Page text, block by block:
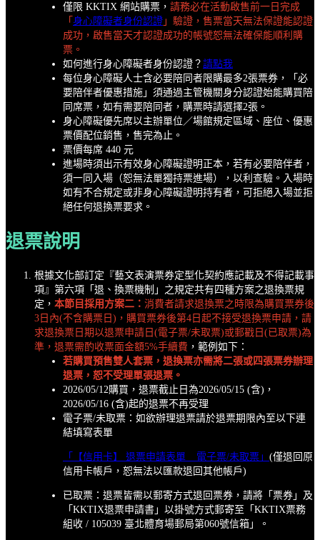
僅限 KKTIX 網站購票， 請務必在活動啟售前一日完成
「 身心障礙者身份認證 」驗證，售票當天無法保證能認證
成功，啟售當天才認證成功的帳號恕無法確保能順利購
票。
如何進行身心障礙者身份認證？ 請點我
每位身心障礙人士含必要陪同者限購最多2張票券，「必
要陪伴者優惠措施」須通過主管機關身分認證始能購買陪
同席票，如有需要陪同者，購票時請選擇2張。
身心障礙優先席以主辦單位／場館規定區域、座位、優惠
票價配位銷售，售完為止。
票價每席 440 元
進場時須出示有效身心障礙證明正本，若有必要陪伴者，
須一同入場（恕無法單獨持票進場），以利查驗。入場時
如有不合規定或非身心障礙證明持有者，可拒絕入場並拒
絕任何退換票要求。
退票說明
根據文化部訂定『藝文表演票券定型化契約應記載及不得記載事
項』第六項「退、換票機制」之規定共有四種方案之退換票規
定， 本節目採用方案二： 消費者請求退換票之時限為購買票券後
3日內(不含購票日)，購買票券後第4日起不接受退換票申請，請
求退換票日期以退票申請日(電子票/未取票)或郵戳日(已取票)為
準，退票需酌收票面金額5%手續費 ，範例如下：
若購買預售雙人套票，退換票亦需將二張或四張票券辦理
退票，恕不受理單張退票。
2026/05/12購買，退票截止日為2026/05/15 (含)，
2026/05/16 (含)起的退票不再受理
電子票/未取票：如欲辦理退票請於退票期限內至以下連
結填寫表單
「【信用卡】 退票申請表單 _ 電子票/未取票」 (僅退回原
信用卡帳戶，恕無法以匯款退回其他帳戶)
已取票：退票皆需以郵寄方式退回票券，請將「票券」及
「KKTIX退票申請書」以掛號方式郵寄至「KKTIX票務
組收 / 105039 臺北體育場郵局第060號信箱」。